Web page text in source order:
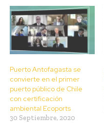
Puerto Antofagasta se
convierte en el primer
puerto público de Chile
con certificación
ambiental Ecoports
30 Septiembre, 2020